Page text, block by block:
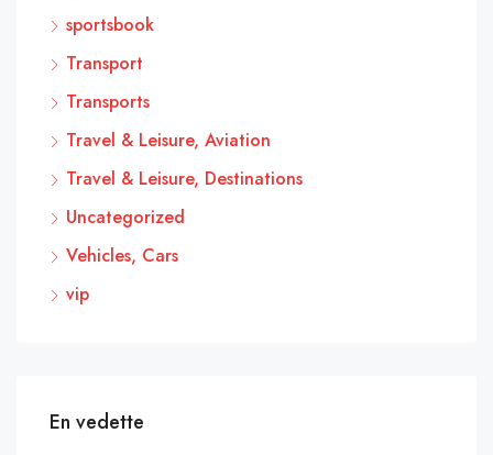
sportsbook
Transport
Transports
Travel & Leisure, Aviation
Travel & Leisure, Destinations
Uncategorized
Vehicles, Cars
vip
En vedette